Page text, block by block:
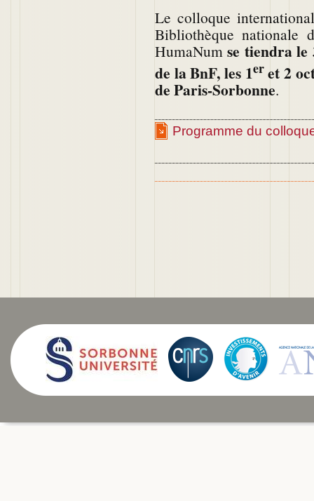
Le colloque
Bibliothèque nationale
HumaNumse tiendra
de la BnF, les 1eret 2
de Paris-Sorbonne.
Programme du